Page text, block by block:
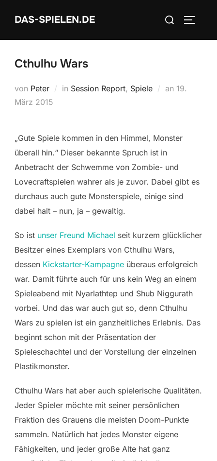
InhaltDAS-SPIELEN.DE
Suchen
Cthulhu Wars
von Peter in Session Report, Spiele an 19.
März 2015
„Gute Spiele kommen in den Himmel, Monster
überall hin.“ Dieser bekannte Spruch ist in
Anbetracht der Schwemme von Zombie- und
Lovecraftspielen wahrer als je zuvor. Dabei gibt es
durchaus auch gute Monsterspiele, einige sind
dabei halt – nun, ja – gewaltig.
So ist unser Freund Michael seit kurzem glücklicher
Besitzer eines Exemplars von Cthulhu Wars,
dessen Kickstarter-Kampagne überaus erfolgreich
war. Damit führte auch für uns kein Weg an einem
Spieleabend mit Nyarlathtep und Shub Niggurath
vorbei. Und das war auch gut so, denn Cthulhu
Wars zu spielen ist ein ganzheitliches Erlebnis. Das
beginnt schon mit der Präsentation der
Spieleschachtel und der Vorstellung der einzelnen
Plastikmonster.
Cthulhu Wars hat aber auch spielerische Qualitäten.
Jeder Spieler möchte mit seiner persönlichen
Fraktion des Grauens die meisten Doom-Punkte
sammeln. Natürlich hat jedes Monster eigene
Fähigkeiten, und jeder große Alte hat ganz